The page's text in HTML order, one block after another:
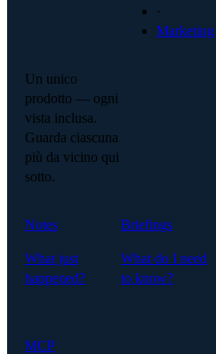
·
Marketing
Un unico
prodotto — ogni
vista inclusa.
Guarda ciascuna
più da vicino qui
sotto.
Notes
What just
happened?
Briefings
What do I need
to know?
MCP